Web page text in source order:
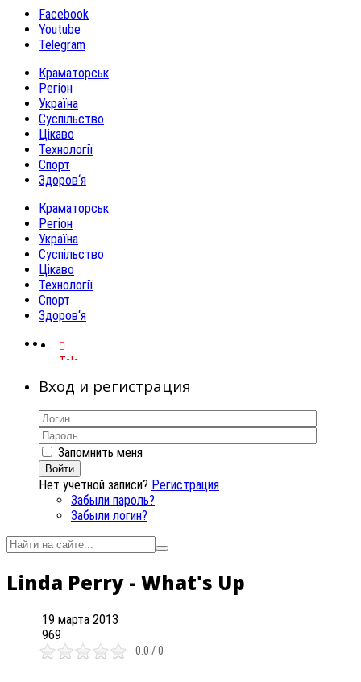
Facebook
Youtube
Telegram
Краматорськ
Регіон
Україна
Суспільство
Цікаво
Технології
Спорт
Здоров‘я
Краматорськ
Регіон
Україна
Суспільство
Цікаво
Технології
Спорт
Здоров‘я
Telegram
Вход и регистрация
Запомнить меня
Войти
Нет учетной записи? Регистрация
Забыли пароль?
Забыли логин?
Linda Perry - What's Up
19 марта 2013
969
0.0 / 0